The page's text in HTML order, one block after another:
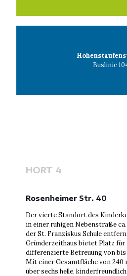
Buslinie
HORT 4
Rosenheimer Str. 40
Der vierte Standort des
in einer ruhigen Nebenstraße
der St. Franziskus Schule
Gründerzeithaus bietet Platz für
differenzierte Betreuung von bis
Mit einer Gesamtfläche von 240
über sechs helle,